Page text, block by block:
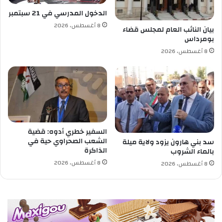
ت
ت
ب
س
ة
م
ق
ع
د
ل
ك
ل
ح
ز
ب
ل
أ
بيان النائب العام لمجلس قضاء
بومرداس
8 أغسطس، 2026
الدخول المدرسي في 21 سبتمبر
8 أغسطس، 2026
سد بني هارون يزود ولاية ميلة
بالماء الشروب
8 أغسطس، 2026
السفير خطري أدوه: قضية
الشعب الصحراوي حية في
الذاكرة
8 أغسطس، 2026